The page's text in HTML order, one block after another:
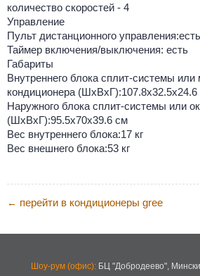
количество скоростей - 4
Управление
Пульт дистанционного управления:есть
Таймер включения/выключения: есть
Габариты
Внутреннего блока сплит-системы или
кондиционера (ШxВxГ):107.8x32.5x24.6
Наружного блока сплит-системы или
(ШxВxГ):95.5x70x39.6 см
Вес внутреннего блока:17 кг
Вес внешнего блока:53 кг
← перейти в кондиционеры gree
Шоу-рум (офис):БЦ "Добродеево",